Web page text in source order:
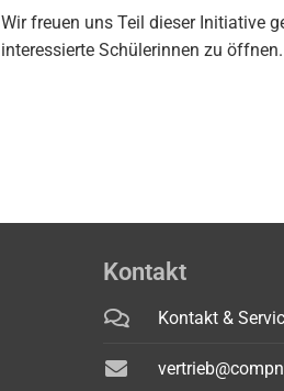
Wir freuen uns Teil dieser Initiative
interessierte Schülerinnen zu öffnen.
Kontakt
Kontakt &